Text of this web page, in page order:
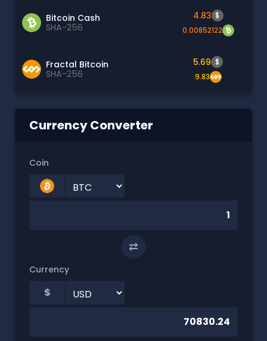
Bitcoin Cash
SHA-256
4.83 $
0.00852122
Fractal Bitcoin
SHA-256
5.69 $
9.83
Currency Converter
Coin
⇄
Currency
$